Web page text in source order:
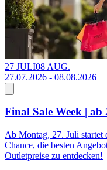
27 JULI08 AUG.
27.07.2026 - 08.08.2026
Final Sale Week | ab
Ab Montag, 27. Juli startet
Chance, die besten
Outletpreise zu entdecken!